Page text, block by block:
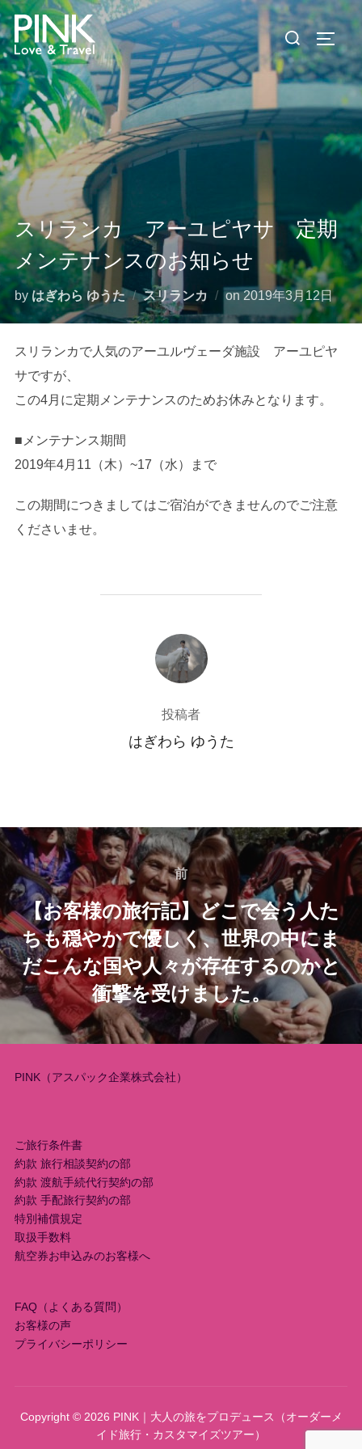
コ
ン
テ
ン
ツ
へ
ス
キ
ッ
プ
検
索
対
スリランカ アーユピヤサ 定期
メンテナンスのお知らせ
by はぎわら ゆうた スリランカ on投
稿
2019年3月12日
スリランカで人気のアーユルヴェーダ施設 アーユピヤ
サですが、
この4月に定期メンテナンスのためお休みとなります。
■メンテナンス期間
2019年4月11（木）~17（水）まで
この期間につきましてはご宿泊ができませんのでご注意
くださいませ。
投稿者
投稿者
はぎわら ゆうた
投
稿
ナ
ビ
ゲ
ン
前
前
【お客様の旅行記】どこで会う人た
ちも穏やかで優しく、世界の中にま
だこんな国や人々が存在するのかと
衝撃を受けました。
PINK（アスパック企業株式会社）
ご旅行条件書
約款 旅行相談契約の部
約款 渡航手続代行契約の部
約款 手配旅行契約の部
特別補償規定
取扱手数料
航空券お申込みのお客様へ
FAQ（よくある質問）
お客様の声
プライバシーポリシー
Copyright © 2026 PINK｜大人の旅をプロデュース（オーダーメ
イド旅行・カスタマイズツアー）